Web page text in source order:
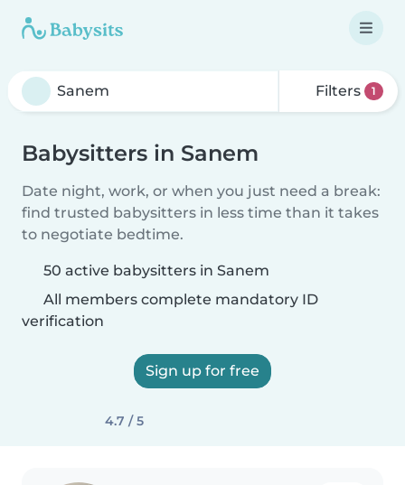
Filters 1
Babysitters in Sanem
Date night, work, or when you just need a break:
find trusted babysitters in less time than it takes
to negotiate bedtime.
50 active babysitters in Sanem
All members complete mandatory ID
verification
Sign up for free
4.7 / 5